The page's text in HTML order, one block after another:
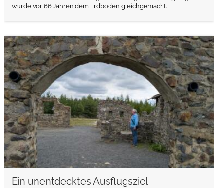
wurde vor 66 Jahren dem Erdboden gleichgemacht.
Ein unentdecktes Ausflugsziel
weiterlesen